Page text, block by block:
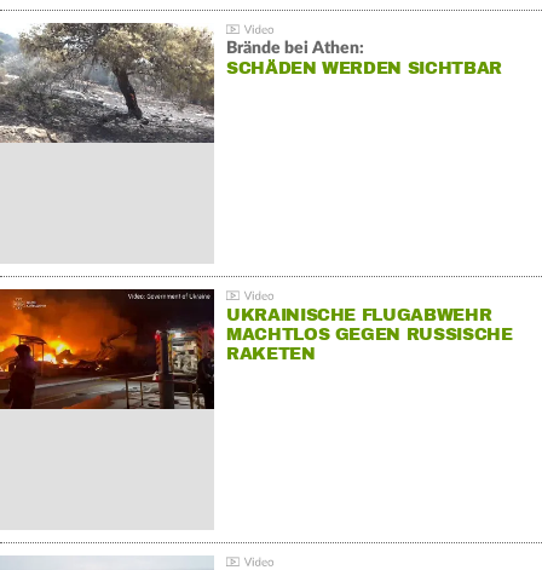
Brände bei Athen:
SCHÄDEN WERDEN SICHTBAR
UKRAINISCHE FLUGABWEHR
MACHTLOS GEGEN RUSSISCHE
RAKETEN